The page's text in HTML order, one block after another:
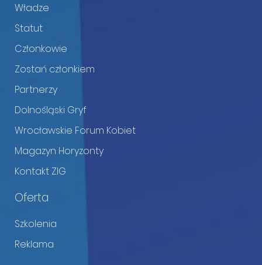
Władze
Statut
Członkowie
Zostań członkiem
Partnerzy
Dolnośląski Gryf
Wrocławskie Forum Kobiet
Magazyn Horyzonty
Kontakt ZIG
Oferta
Szkolenia
Reklama